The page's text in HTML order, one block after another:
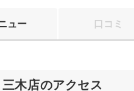
ュー 口コミ
木店のアクセス